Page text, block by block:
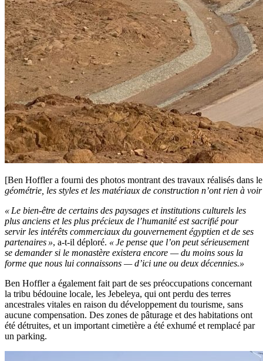
[Ben Hoffler a fourni des photos montrant des travaux réalisés dans
géométrie, les styles et les matériaux de construction n’ont rien à
« Le bien-être de certains des paysages et institutions culturels les
plus anciens et les plus précieux de l’humanité est sacrifié pour
servir les intérêts commerciaux du gouvernement égyptien et de ses
partenaires », a-t-il déploré. « Je pense que l’on peut sérieusement
se demander si le monastère existera encore — du moins sous la
forme que nous lui connaissons — d’ici une ou deux décennies.»
Ben Hoffler a également fait part de ses préoccupations concernant
la tribu bédouine locale, les Jebeleya, qui ont perdu des terres
ancestrales vitales en raison du développement du tourisme, sans
aucune compensation. Des zones de pâturage et des habitations ont
été détruites, et un important cimetière a été exhumé et remplacé par
un parking.